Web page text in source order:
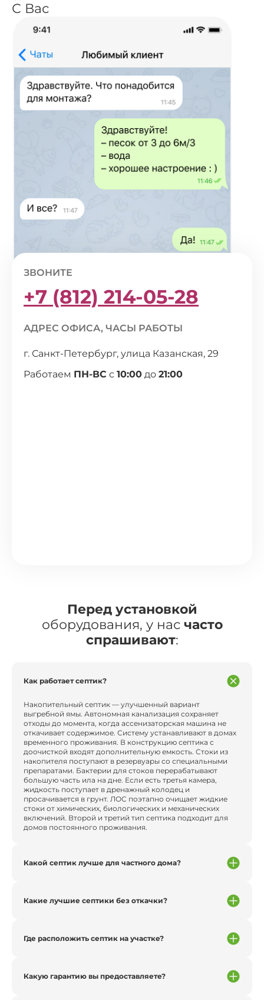
С Вас
ЗВОНИТЕ
+7 (812) 214-05-28
АДРЕС ОФИСА, ЧАСЫ РАБОТЫ
г. Санкт-Петербург, улица Казанская, 29
Работаем ПН-ВС с 10:00 до 21:00
Перед установкой
оборудования, у нас часто
спрашивают:
Как работает септик?
Накопительный септик — улучшенный вариант
выгребной ямы. Автономная канализация сохраняет
отходы до момента, когда ассенизаторская машина не
откачивает содержимое. Систему устанавливают в домах
временного проживания. В конструкцию септика с
доочисткой входят дополнительную емкость. Стоки из
накопителя поступают в резервуары со специальными
препаратами. Бактерии для стоков перерабатывают
большую часть ила на дне. Если есть третья камера,
жидкость поступает в дренажный колодец и
просачивается в грунт. ЛОС поэтапно очищает жидкие
стоки от химических, биологических и механических
включений. Второй и третий тип септика подходит для
домов постоянного проживания.
Какой септик лучше для частного дома?
Какие лучшие септики без откачки?
Где расположить септик на участке?
Какую гарантию вы предоставляете?